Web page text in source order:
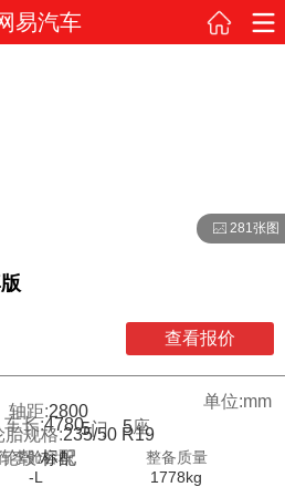
易汽车
281张图
查看报价
单位:mm
车长:4780 5座
5门
轴距:2800
胎规格:235/50 R19
毂:标配
李舱容积
-L
整备质量
1778kg